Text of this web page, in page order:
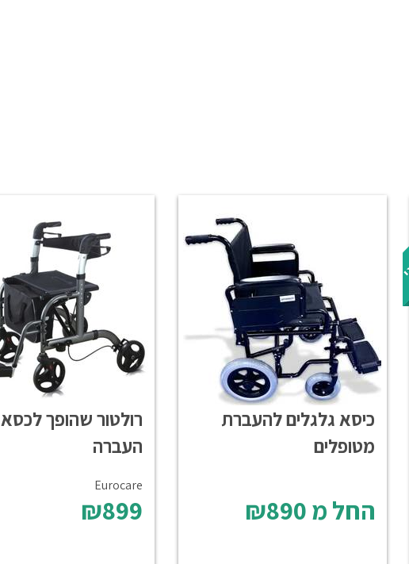
כיסא גלגלים להעברת
מטופלים
החל מ
רולטור שהופך לכסא
העברה
Eurocare
₪899